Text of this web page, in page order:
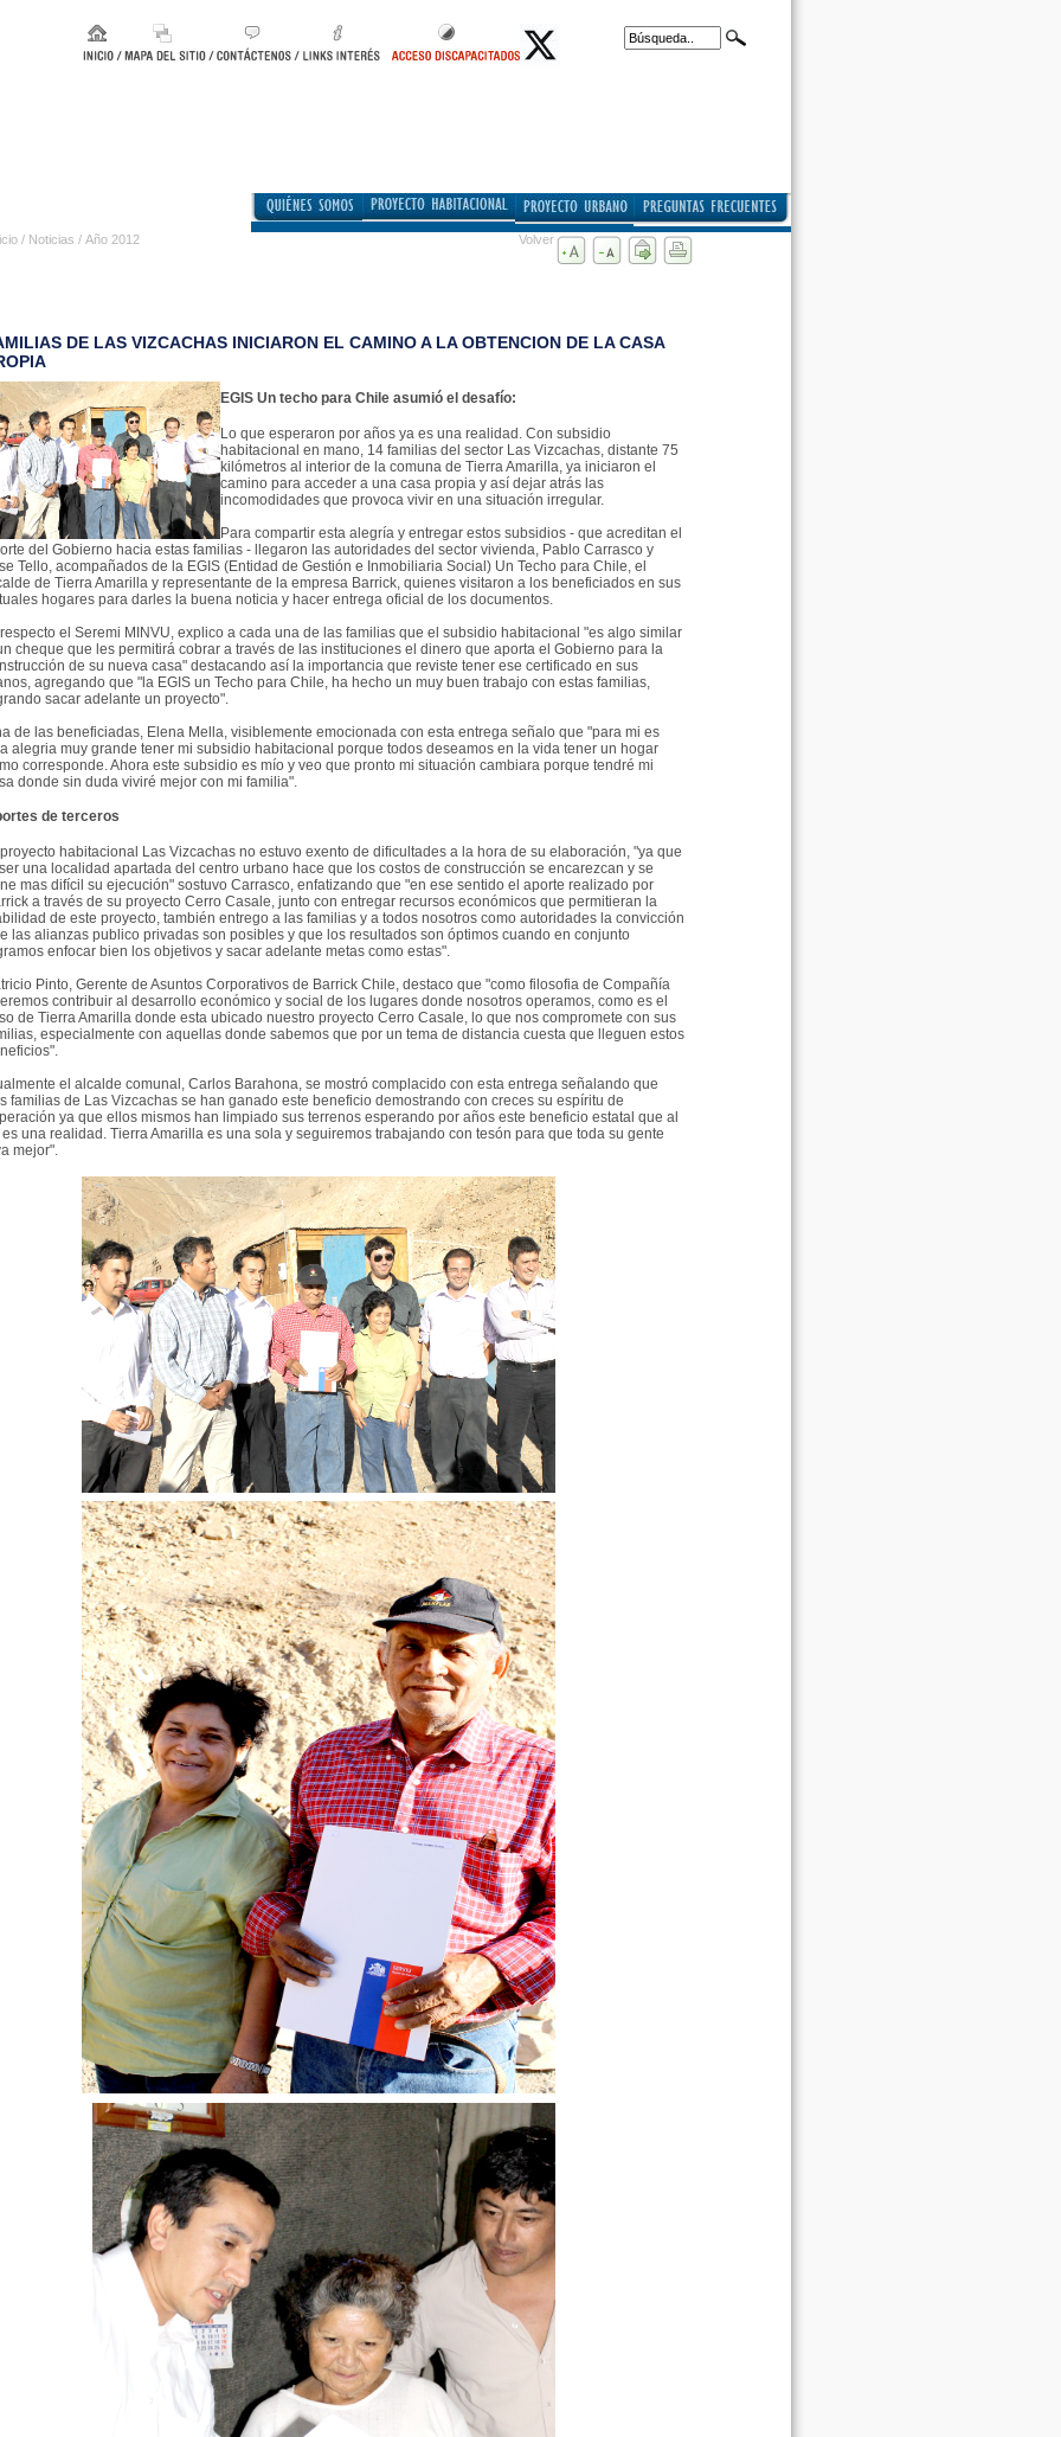
/ Noticias / Año 2012 Volver
DE LAS VIZCACHAS INICIARON EL CAMINO A LA OBTENCION DE LA CASA
EGIS Un techo para Chile asumió el desafío:
Lo que esperaron por años ya es una realidad. Con subsidio
habitacional en mano, 14 familias del sector Las Vizcachas, distante 75
kilómetros al interior de la comuna de Tierra Amarilla, ya iniciaron el
camino para acceder a una casa propia y así dejar atrás las
incomodidades que provoca vivir en una situación irregular.
Para compartir esta alegría y entregar estos subsidios - que acreditan el
del Gobierno hacia estas familias - llegaron las autoridades del sector vivienda, Pablo Carrasco y
Tello, acompañados de la EGIS (Entidad de Gestión e Inmobiliaria Social) Un Techo para Chile, el
de Tierra Amarilla y representante de la empresa Barrick, quienes visitaron a los beneficiados en sus
hogares para darles la buena noticia y hacer entrega oficial de los documentos.
el Seremi MINVU, explico a cada una de las familias que el subsidio habitacional "es algo similar
cheque que les permitirá cobrar a través de las instituciones el dinero que aporta el Gobierno para la
de su nueva casa" destacando así la importancia que reviste tener ese certificado en sus
agregando que "la EGIS un Techo para Chile, ha hecho un muy buen trabajo con estas familias,
sacar adelante un proyecto".
de las beneficiadas, Elena Mella, visiblemente emocionada con esta entrega señalo que "para mi es
alegria muy grande tener mi subsidio habitacional porque todos deseamos en la vida tener un hogar
corresponde. Ahora este subsidio es mío y veo que pronto mi situación cambiara porque tendré mi
donde sin duda viviré mejor con mi familia".
de terceros
proyecto habitacional Las Vizcachas no estuvo exento de dificultades a la hora de su elaboración, "ya que
una localidad apartada del centro urbano hace que los costos de construcción se encarezcan y se
mas difícil su ejecución" sostuvo Carrasco, enfatizando que "en ese sentido el aporte realizado por
a través de su proyecto Cerro Casale, junto con entregar recursos económicos que permitieran la
de este proyecto, también entrego a las familias y a todos nosotros como autoridades la convicción
las alianzas publico privadas son posibles y que los resultados son óptimos cuando en conjunto
enfocar bien los objetivos y sacar adelante metas como estas".
Pinto, Gerente de Asuntos Corporativos de Barrick Chile, destaco que "como filosofia de Compañía
contribuir al desarrollo económico y social de los lugares donde nosotros operamos, como es el
de Tierra Amarilla donde esta ubicado nuestro proyecto Cerro Casale, lo que nos compromete con sus
especialmente con aquellas donde sabemos que por un tema de distancia cuesta que lleguen estos
el alcalde comunal, Carlos Barahona, se mostró complacido con esta entrega señalando que
familias de Las Vizcachas se han ganado este beneficio demostrando con creces su espíritu de
ya que ellos mismos han limpiado sus terrenos esperando por años este beneficio estatal que al
es una realidad. Tierra Amarilla es una sola y seguiremos trabajando con tesón para que toda su gente
mejor".